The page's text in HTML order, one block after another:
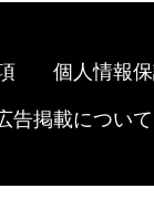
個人情報
告掲載について